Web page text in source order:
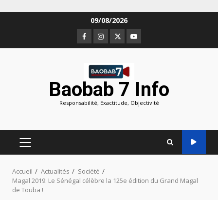
09/08/2026
Facebook
Instagram
TwitterYoutube
Baobab 7 Info
Responsabilité, Exactitude, Objectivité
MENU
PRINCIPAL
Accueil Actualités
Société
Magal 2019: Le Sénégal célèbre la 125e édition du Grand Magal
de Touba !